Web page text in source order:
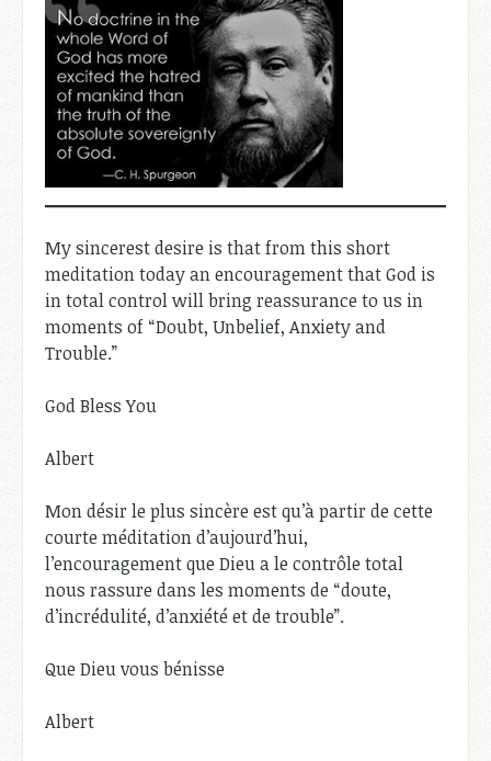
My sincerest desire is that from this short
meditation today an encouragement that God is
in total control will bring reassurance to us in
moments of “Doubt, Unbelief, Anxiety and
Trouble.”
God Bless You
Albert
Mon désir le plus sincère est qu’à partir de cette
courte méditation d’aujourd’hui,
l’encouragement que Dieu a le contrôle total
nous rassure dans les moments de “doute,
d’incrédulité, d’anxiété et de trouble”.
Que Dieu vous bénisse
Albert